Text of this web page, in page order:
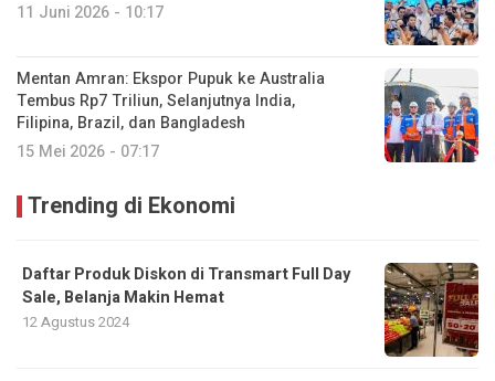
11 Juni 2026 - 10:17
Mentan Amran: Ekspor Pupuk ke Australia
Tembus Rp7 Triliun, Selanjutnya India,
Filipina, Brazil, dan Bangladesh
15 Mei 2026 - 07:17
Trending di Ekonomi
Daftar Produk Diskon di Transmart Full Day
Sale, Belanja Makin Hemat
12 Agustus 2024